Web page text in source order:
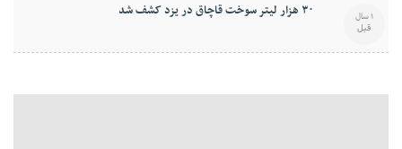
۳۰ هزار ليتر سوخت قاچاق در يزد کشف شد 1 سال
قبل